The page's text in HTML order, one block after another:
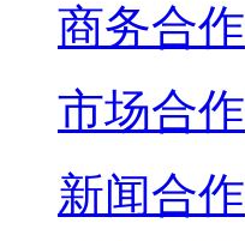
商务合作
市场合作
新闻合作